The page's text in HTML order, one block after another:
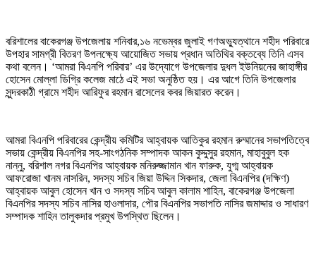
বরিশালের বাকেরগঞ্জ উপজেলায় শনিবার,১৬ নভেম্বর জুলাই গণঅভ্যুত্থানে শহীদ পরিবারে
উপহার সামগ্রী বিতরণ উপলক্ষ্যে আয়োজিত সভায় প্রধান অতিথির বক্তব্যে তিনি এসব
কথা বলেন। ‘আমরা বিএনপি পরিবার’ এর উদ্যোগে উপজেলার দুধল ইউনিয়নের জাহাঙ্গীর
হোসেন মোল্লা ডিগ্রি কলেজ মাঠে এই সভা অনুষ্ঠিত হয়। এর আগে তিনি উপজেলার
সুন্দরকাঠী গ্রামে শহীদ আরিফুর রহমান রাসেলের কবর জিয়ারত করেন।
আমরা বিএনপি পরিবারের কেন্দ্রীয় কমিটির আহ্বায়ক আতিকুর রহমান রুম্মানের সভাপতিত্বে
সভায় কেন্দ্রীয় বিএনপির সহ-সাংগঠনিক সম্পাদক আকন কুদ্দুসুর রহমান, মাহাবুবুল হক
নান্নু, বরিশাল নগর বিএনপির আহ্বায়ক মনিরুজ্জামান খান ফারুক, যুগ্ম আহ্বায়ক
আফরোজা খানম নাসরিন, সদস্য সচিব জিয়া উদ্দিন সিকদার, জেলা বিএনপির (দক্ষিণ)
আহ্বায়ক আবুল হোসেন খান ও সদস্য সচিব আবুল কালাম শাহিন, বাকেরগঞ্জ উপজেলা
বিএনপির সদস্য সচিব নাসির হাওলাদার, পৌর বিএনপির সভাপতি নাসির জমাদ্দার ও সাধারণ
সম্পাদক শাহিন তালুকদার প্রমুখ উপস্থিত ছিলেন।